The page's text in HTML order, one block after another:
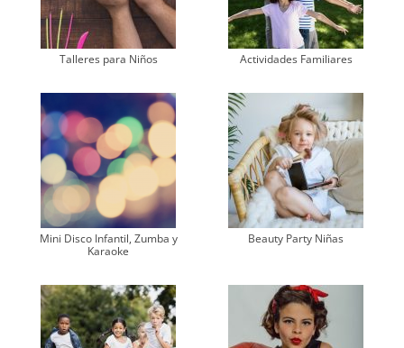
Talleres para Niños Actividades Familiares
Mini Disco Infantil, Zumba y
Karaoke
Beauty Party Niñas